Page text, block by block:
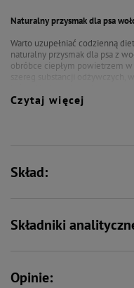
Naturalny przysmak dla psa
Warto uzupełniać codzienną
naturalny przysmak dla psa z
obróbce ciepłym powietrzem
czworonogów w każdym wieku.
Czytaj więcej
Skład:
Składniki
Opinie: